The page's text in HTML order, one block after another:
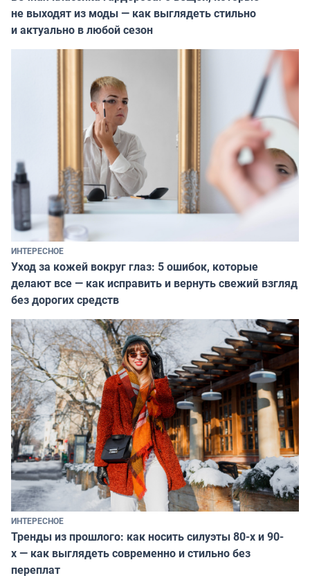
не выходят из моды — как выглядеть стильно
и актуально в любой сезон
ИНТЕРЕСНОЕ
Уход за кожей вокруг глаз: 5 ошибок, которые
делают все — как исправить и вернуть свежий взгляд
без дорогих средств
ИНТЕРЕСНОЕ
Тренды из прошлого: как носить силуэты 80-х и 90-
х — как выглядеть современно и стильно без
переплат